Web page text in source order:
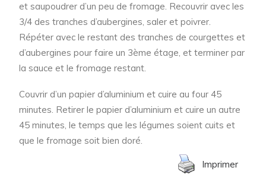
et saupoudrer d’un peu de fromage. Recouvrir avec les
3/4 des tranches d’aubergines, saler et poivrer.
Répéter avec le restant des tranches de courgettes et
d’aubergines pour faire un 3ème étage, et terminer par
la sauce et le fromage restant.
Couvrir d’un papier d’aluminium et cuire au four 45
minutes. Retirer le papier d’aluminium et cuire un autre
45 minutes, le temps que les légumes soient cuits et
que le fromage soit bien doré.
Imprimer